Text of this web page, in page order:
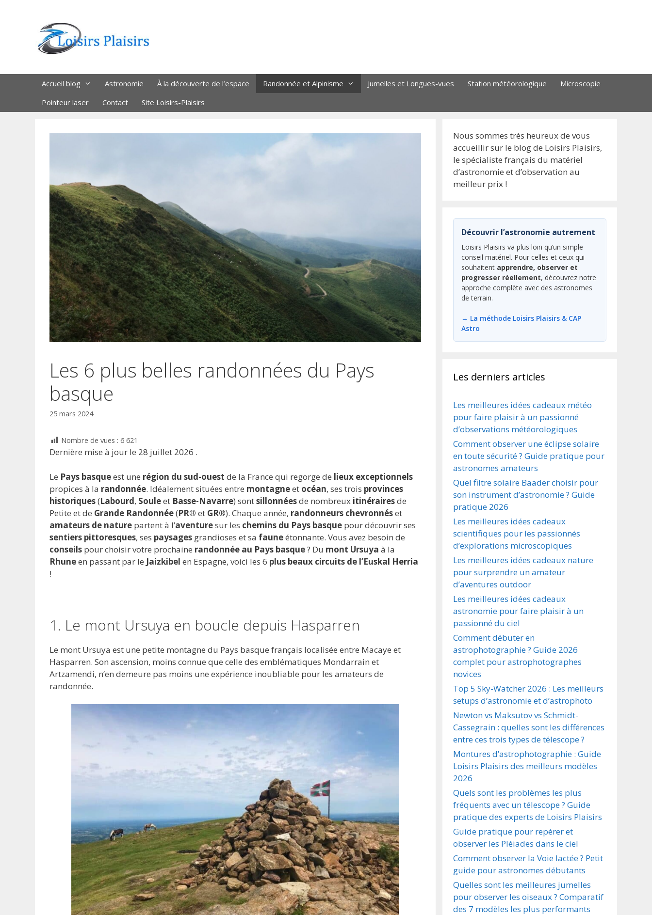
Accueil blog Astronomie À la découverte de l’espace Randonnée et Alpinisme Jumelles et Longues-vues Station météorologique
Microscopie
Pointeur laser
Contact Site Loisirs-Plaisirs
Les 6 plus belles randonnées du Pays
basque
25 mars 2024
Nombre de vues : 6 621
Dernière mise à jour le 28 juillet 2026 .
Le Pays basqueest une région du sud-ouest de la France qui regorge de lieux exceptionnels
propices à la randonnée. Idéalement situées entre montagneet océan, ses trois provinces
historiques(Labourd, Souleet Basse-Navarre) sontsillonnéesde nombreux itinérairesde
Petite et de Grande Randonnée(PR® et GR®). Chaque année, randonneurs chevronnéset
amateurs de nature partent à l’aventuresur les chemins du Pays basque pour découvrir ses
sentiers pittoresques, ses paysages grandioses et sa fauneétonnante. Vous avez besoin de
conseils pour choisir votre prochaine randonnée au Pays basque? Du mont Ursuya à la
Rhuneen passant par le Jaizkibel en Espagne, voici les 6 plus beaux circuits de l’Euskal Herria
!
1. Le mont Ursuya en boucle depuis Hasparren
Le mont Ursuya est une petite montagne du Pays basque français localisée entre Macaye et
Hasparren. Son ascension, moins connue que celle des emblématiques Mondarrain et
Artzamendi, n’en demeure pas moins une expérience inoubliable pour les amateurs de
randonnée.
Nous sommes très heureux de vous
accueillir sur le blog de Loisirs Plaisirs,
le spécialiste français du matériel
d’astronomie et d’observation au
meilleur prix !
Découvrir l’astronomie autrement
Loisirs Plaisirs va plus loin qu’un simple
conseil matériel. Pour celles et ceux qui
souhaitent apprendre, observer et
progresser réellement, découvrez notre
approche complète avec des astronomes
de terrain.
→ La méthode Loisirs Plaisirs & CAP
Astro
Les derniers articles
Les meilleures idées cadeaux météo
pour faire plaisir à un passionné
d’observations météorologiques
Comment observer une éclipse solaire
en toute sécurité ? Guide pratique pour
astronomes amateurs
Quel filtre solaire Baader choisir pour
son instrument d’astronomie ? Guide
pratique 2026
Les meilleures idées cadeaux
scientifiques pour les passionnés
d’explorations microscopiques
Les meilleures idées cadeaux nature
pour surprendre un amateur
d’aventures outdoor
Les meilleures idées cadeaux
astronomie pour faire plaisir à un
passionné du ciel
Comment débuter en
astrophotographie ? Guide 2026
complet pour astrophotographes
novices
Top 5 Sky-Watcher 2026 : Les meilleurs
setups d’astronomie et d’astrophoto
Newton vs Maksutov vs Schmidt-
Cassegrain : quelles sont les différences
entre ces trois types de télescope ?
Montures d’astrophotographie : Guide
Loisirs Plaisirs des meilleurs modèles
2026
Quels sont les problèmes les plus
fréquents avec un télescope ? Guide
pratique des experts de Loisirs Plaisirs
Guide pratique pour repérer et
observer les Pléiades dans le ciel
Comment observer la Voie lactée ? Petit
guide pour astronomes débutants
Quelles sont les meilleures jumelles
pour observer les oiseaux ? Comparatif
des 7 modèles les plus performants